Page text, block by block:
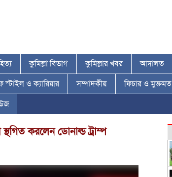
কুমিল্লা বিভাগ কুমিল্লার খবর আদালত
স্টাইল ও ক্যারিয়ার সম্পাদকীয় ফিচার ও মুক্তমত
করলেন ডোনাল্ড ট্রাম্প